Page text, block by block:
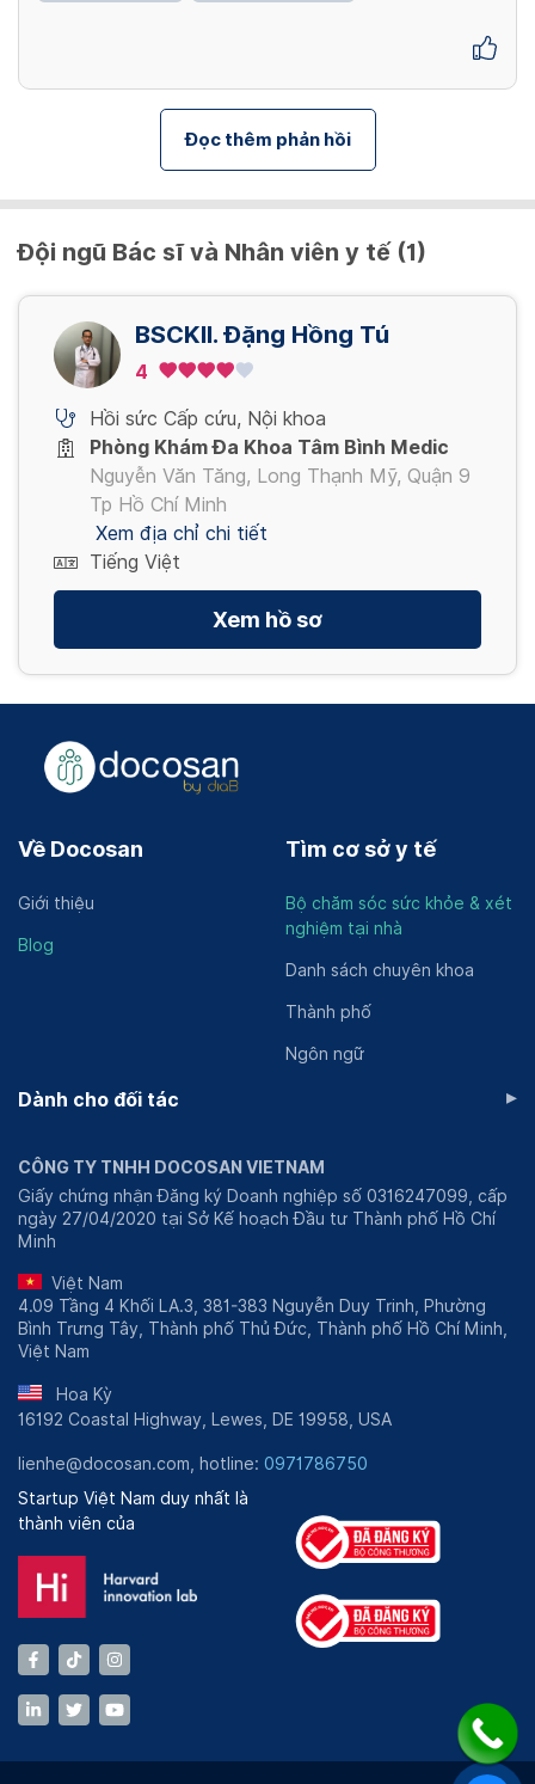
Đọc thêm phản hồi
Đội ngũ Bác sĩ và Nhân viên y tế (1)
BSCKII. Đặng Hồng Tú
4
Hồi sức Cấp cứu, Nội khoa
Phòng Khám Đa Khoa Tâm Bình Medic
Nguyễn Văn Tăng, Long Thạnh Mỹ, Quận 9
Tp Hồ Chí Minh
Xem địa chỉ chi tiết
Tiếng Việt
Xem hồ sơ
Về Docosan
Giới thiệu
Blog
Tìm cơ sở y tế
Bộ chăm sóc sức khỏe & xét
nghiệm tại nhà
Danh sách chuyên khoa
Thành phố
Ngôn ngữ
Dành cho đối tác ▸
CÔNG TY TNHH DOCOSAN VIETNAM
Giấy chứng nhận Đăng ký Doanh nghiệp số 0316247099, cấp
ngày 27/04/2020 tại Sở Kế hoạch Đầu tư Thành phố Hồ Chí
Minh
Việt Nam
4.09 Tầng 4 Khối LA.3, 381-383 Nguyễn Duy Trinh, Phường
Bình Trưng Tây, Thành phố Thủ Đức, Thành phố Hồ Chí Minh,
Việt Nam
Hoa Kỳ
16192 Coastal Highway, Lewes, DE 19958, USA
lienhe@docosan.com, hotline: 0971786750
Startup Việt Nam duy nhất là
thành viên của